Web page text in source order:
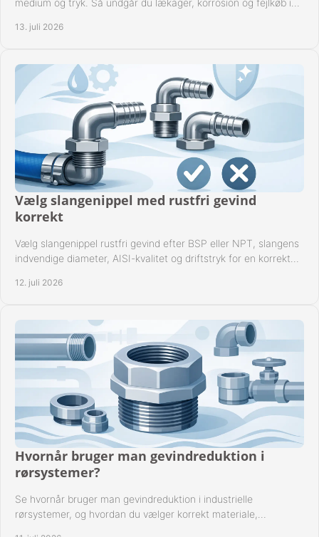
medium og tryk. Så undgår du lækager, korrosion og fejlkøb i
13. juli 2026
Vælg slangenippel med rustfri gevind
korrekt
Vælg slangenippel rustfri gevind efter BSP eller NPT, slangens
indvendige diameter, AISI-kvalitet og driftstryk for en korrekt
12. juli 2026
Hvornår bruger man gevindreduktion i
rørsystemer?
Se hvornår bruger man gevindreduktion i industrielle
rørsystemer, og hvordan du vælger korrekt materiale,